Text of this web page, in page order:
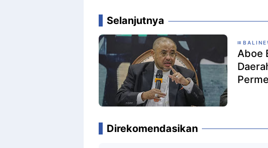
Selanjutnya
Aboe
Direkomendasikan